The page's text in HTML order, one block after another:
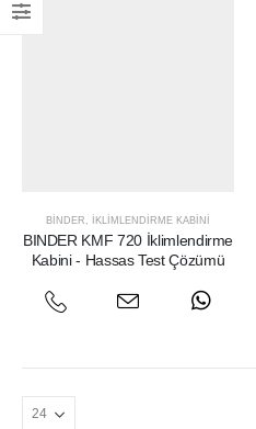
BINDER İKLIMLENDIRME KABINI
BINDER KMF 720 İklimlendirme
Kabini - Hassas Test Çözümü